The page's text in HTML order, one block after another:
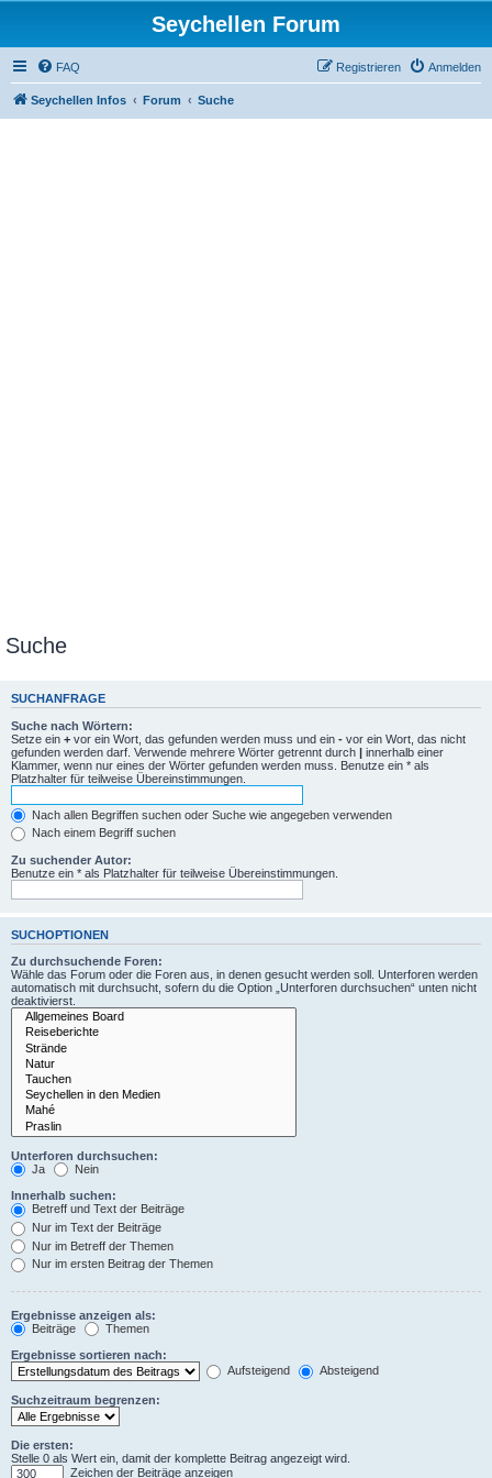
Seychellen Forum
FAQ Anmelden
Registrieren
Seychellen Infos Forum Suche
Suche
SUCHANFRAGE
Suche nach Wörtern:
Setze ein + vor ein Wort, das gefunden werden muss und ein - vor ein Wort, das nicht
gefunden werden darf. Verwende mehrere Wörter getrennt durch | innerhalb einer
Klammer, wenn nur eines der Wörter gefunden werden muss. Benutze ein * als
Platzhalter für teilweise Übereinstimmungen.
Nach allen Begriffen suchen oder Suche wie angegeben verwenden
Nach einem Begriff suchen
Zu suchender Autor:
Benutze ein * als Platzhalter für teilweise Übereinstimmungen.
SUCHOPTIONEN
Zu durchsuchende Foren:
Wähle das Forum oder die Foren aus, in denen gesucht werden soll. Unterforen werden
automatisch mit durchsucht, sofern du die Option „Unterforen durchsuchen“ unten nicht
deaktivierst.
Unterforen durchsuchen:
Ja
Nein
Innerhalb suchen:
Betreff und Text der Beiträge
Nur im Text der Beiträge
Nur im Betreff der Themen
Nur im ersten Beitrag der Themen
Ergebnisse anzeigen als:
Beiträge
Themen
Ergebnisse sortieren nach:
Aufsteigend
Absteigend
Suchzeitraum begrenzen:
Die ersten:
Stelle 0 als Wert ein, damit der komplette Beitrag angezeigt wird.
Zeichen der Beiträge anzeigen